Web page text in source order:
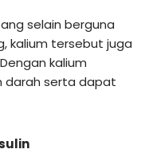
selain berguna
kalium tersebut juga
kalium
darah serta dapat